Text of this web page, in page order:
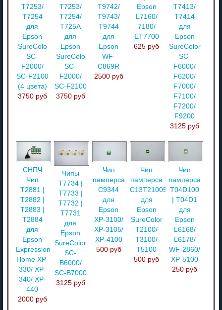
T7253/
T7254
для
Epson
SureColo
SC-
F2000/
SC-F2100
(4 цвета)
3750 руб
T7253/
T7254/
T725A
для
Epson
SureColo
SC-
F2000/
SC-F2100
3750 руб
T9742/
T9743/
T9744
для
Epson
WF-
C869R
2500 руб
Epson
L7160/
7180/
ET7700
625 руб
T7413/
T7414
для
Epson
SureColor
SC-
F6000/
F6200/
F7000/
F7100/
F7200/
F9200
3125 руб
СНПЧ
Чип
T2881 |
T2882 |
T2883 |
T2884
для
Epson
Expression
Home XP-
330/ XP-
340/ XP-
440
2000 руб
Чипы
T7734 |
T7733 |
T7732 |
T7731
для
Epson
SureColor
SC-
B6000/
SC-B7000
3125 руб
Чип
памперса
C9344
для
Epson
XP-3100/
XP-3105/
XP-4100
500 руб
Чип
памперса
C13T210057
для
Epson
SureColor
T2100/
T3100/
T5100
500 руб
Чип
памперса
T04D100
| T04D1
для
Epson
L6168/
L6178/
WF-2860/
XP-5100
250 руб